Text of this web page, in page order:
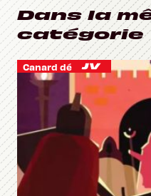
Dans la
catégorie
Canard dé